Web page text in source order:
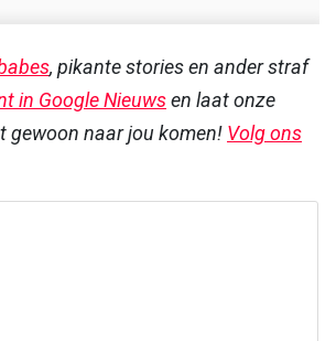
, pikante stories en ander straf
in Google Nieuwsen laat onze
gewoon naar jou komen! Volg ons